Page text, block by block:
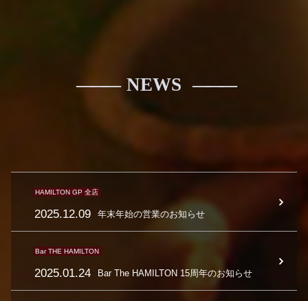
NEWS
HAMILTON GP 全店
年末年始の営業のお知らせ
2025.12.09
Bar THE HAMILTON
Bar The HAMILTON 15周年のお知らせ
2025.01.24